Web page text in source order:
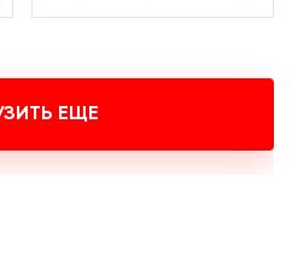
ЕЩЕ